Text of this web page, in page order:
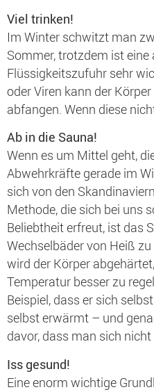
Viel trinken!
Im Winter schwitzt man
Sommer, trotzdem ist eine
Flüssigkeitszufuhr sehr
oder Viren kann der
abfangen. Wenn diese
Ab in die Sauna!
Wenn es um Mittel geht,
Abwehrkräfte gerade im
sich von den
Methode, die sich bei uns
Beliebtheit erfreut, ist das
Wechselbäder von Heiß
wird der Körper
Temperatur besser zu
Beispiel, dass er sich
selbst erwärmt – und
davor, dass man sich
Iss gesund!
Eine enorm wichtige